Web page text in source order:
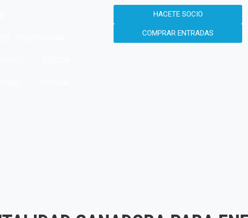
HACETE SOCIO
COMPRAR ENTRADAS